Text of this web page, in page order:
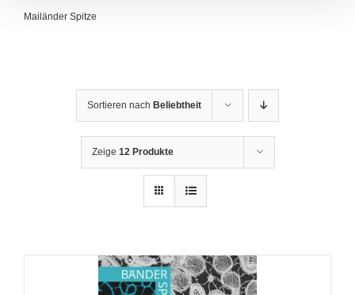
Mailänder Spitze
Sortieren nach Beliebtheit
Zeige 12 Produkte